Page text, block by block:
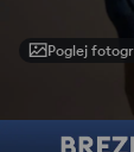
Poglej